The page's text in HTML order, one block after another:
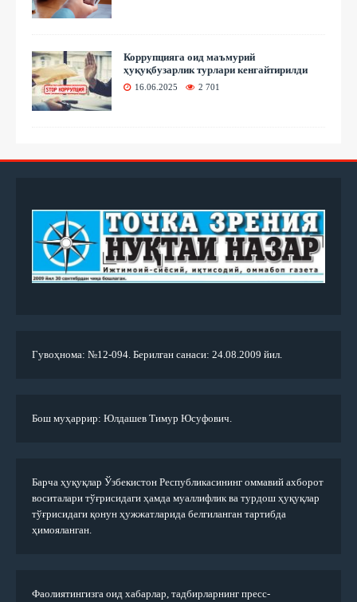
Коррупцияга оид маъмурий
ҳуқуқбузарлик турлари кенгайтирилди
16.06.2025 2 701
Гувоҳнома: №12-094. Берилган санаси: 24.08.2009 йил.
Бош муҳаррир: Юлдашев Тимур Юсуфович.
Барча ҳуқуқлар Ўзбекистон Республикасининг оммавий ахборот
воситалари тўғрисидаги ҳамда муаллифлик ва турдош ҳуқуқлар
тўғрисидаги қонун ҳужжатларида белгиланган тартибда
ҳимояланган.
Фаолиятингизга оид хабарлар, тадбирларнинг пресс-